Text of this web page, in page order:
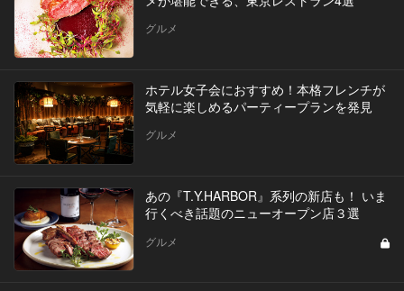
グルメ
ホテル女子会におすすめ！本格フレンチが
気軽に楽しめるパーティープランを発見
グルメ
あの『T.Y.HARBOR』系列の新店も！ いま
行くべき話題のニューオープン店３選
グルメ